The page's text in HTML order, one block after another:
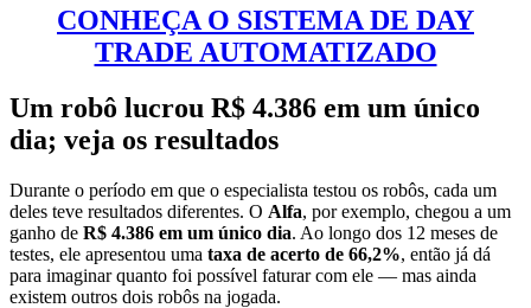
CONHEÇA O SISTEMA DE DAY
TRADE AUTOMATIZADO
Um robô lucrou R$ 4.386 em um único
dia; veja os resultados
Durante o período em que o especialista testou os robôs, cada um
deles teve resultados diferentes. O Alfa, por exemplo, chegou a um
ganho de R$ 4.386 em um único dia. Ao longo dos 12 meses de
testes, ele apresentou uma taxa de acerto de 66,2%, então já dá
para imaginar quanto foi possível faturar com ele — mas ainda
existem outros dois robôs na jogada.